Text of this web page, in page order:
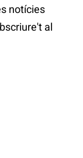
notícies
al